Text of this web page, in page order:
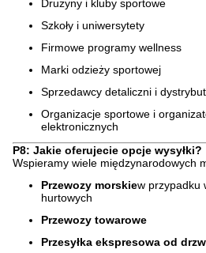
Drużyny i kluby sportowe
Szkoły i uniwersytety
Firmowe programy wellness
Marki odzieży sportowej
Sprzedawcy detaliczni i
Organizacje sportowe i
elektronicznych
P8: Jakie oferujecie opcje wysyłki?
Wspieramy wiele międzynarodowych
Przewozy morskiew przypadku
hurtowych
Przewozy towarowe
Przesyłka ekspresowa od